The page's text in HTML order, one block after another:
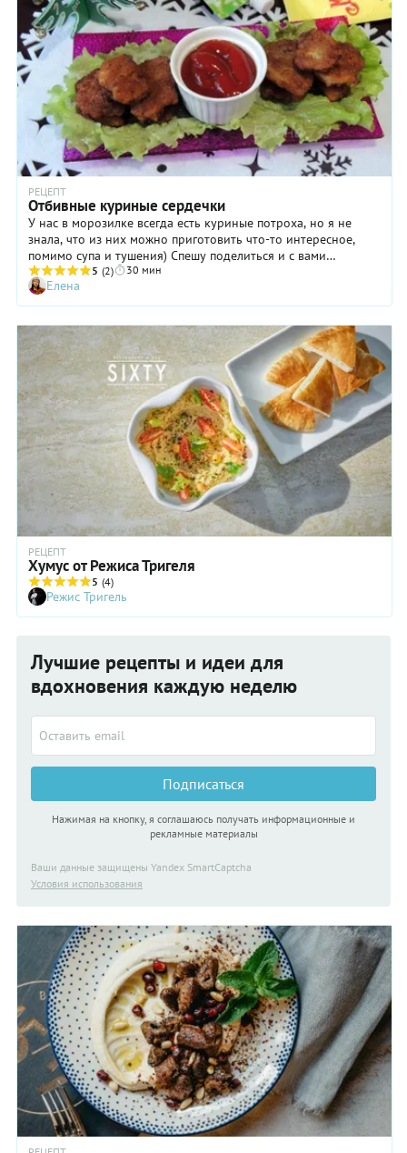
РЕЦЕПТ
Отбивные куриные сердечки
У нас в морозилке всегда есть куриные потроха, но я не
знала, что из них можно приготовить что-то интересное,
помимо супа и тушения) Спешу поделиться и с вами
рецептом. Прекрасная закуска на любой праздник или
просто ужин с друзьями и семьёй.
5 (2) 30 мин
Елена
РЕЦЕПТ
Хумус от Режиса Тригеля
5 (4)
Режис Тригель
Лучшие рецепты и идеи для
вдохновения каждую неделю
Подписаться
Нажимая на кнопку, я соглашаюсь получать информационные и
рекламные материалы
Ваши данные защищены Yandex SmartCaptcha
Условия использования